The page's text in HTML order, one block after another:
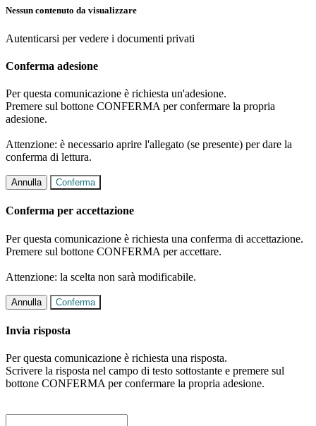
Nessun contenuto da visualizzare
Autenticarsi per vedere i documenti privati
Conferma adesione
Per questa comunicazione è richiesta un'adesione.
Premere sul bottone CONFERMA per confermare la propria
adesione.
Attenzione: è necessario aprire l'allegato (se presente) per dare la
conferma di lettura.
Annulla Conferma
Conferma per accettazione
Per questa comunicazione è richiesta una conferma di accettazione.
Premere sul bottone CONFERMA per accettare.
Attenzione: la scelta non sarà modificabile.
Annulla Conferma
Invia risposta
Per questa comunicazione è richiesta una risposta.
Scrivere la risposta nel campo di testo sottostante e premere sul
bottone CONFERMA per confermare la propria adesione.